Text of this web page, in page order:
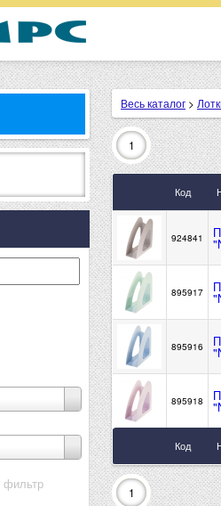
Весь каталог >
1
Код
Код
924841
895917
895916
895918
1